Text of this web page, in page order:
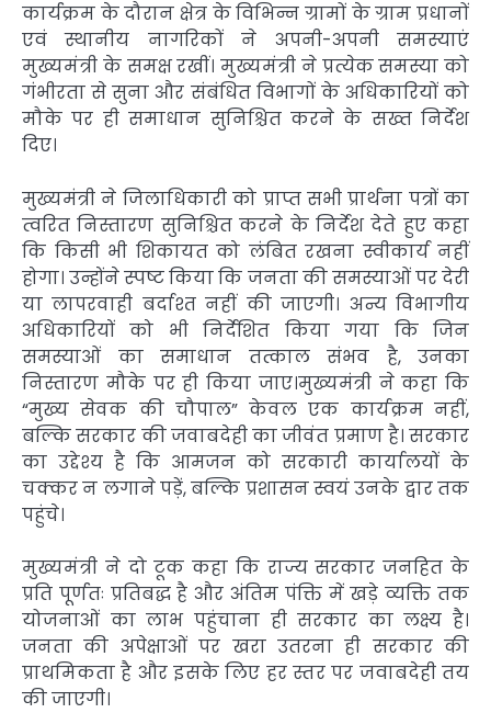
कार्यक्रम के दौरान क्षेत्र के विभिन्न ग्रामों के ग्राम प्रधानों
एवं स्थानीय नागरिकों ने अपनी-अपनी समस्याएं
मुख्यमंत्री के समक्ष रखीं। मुख्यमंत्री ने प्रत्येक समस्या को
गंभीरता से सुना और संबंधित विभागों के अधिकारियों को
मौके पर ही समाधान सुनिश्चित करने के सख्त निर्देश
दिए।
मुख्यमंत्री ने जिलाधिकारी को प्राप्त सभी प्रार्थना पत्रों का
त्वरित निस्तारण सुनिश्चित करने के निर्देश देते हुए कहा
कि किसी भी शिकायत को लंबित रखना स्वीकार्य नहीं
होगा। उन्होंने स्पष्ट किया कि जनता की समस्याओं पर देरी
या लापरवाही बर्दाश्त नहीं की जाएगी। अन्य विभागीय
अधिकारियों को भी निर्देशित किया गया कि जिन
समस्याओं का समाधान तत्काल संभव है, उनका
निस्तारण मौके पर ही किया जाए।मुख्यमंत्री ने कहा कि
“मुख्य सेवक की चौपाल” केवल एक कार्यक्रम नहीं,
बल्कि सरकार की जवाबदेही का जीवंत प्रमाण है। सरकार
का उद्देश्य है कि आमजन को सरकारी कार्यालयों के
चक्कर न लगाने पड़ें, बल्कि प्रशासन स्वयं उनके द्वार तक
पहुंचे।
मुख्यमंत्री ने दो टूक कहा कि राज्य सरकार जनहित के
प्रति पूर्णतः प्रतिबद्ध है और अंतिम पंक्ति में खड़े व्यक्ति तक
योजनाओं का लाभ पहुंचाना ही सरकार का लक्ष्य है।
जनता की अपेक्षाओं पर खरा उतरना ही सरकार की
प्राथमिकता है और इसके लिए हर स्तर पर जवाबदेही तय
की जाएगी।